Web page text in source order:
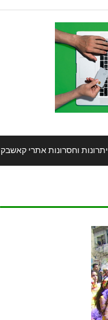
יתרונות וחסרונות אתרי קאשבק